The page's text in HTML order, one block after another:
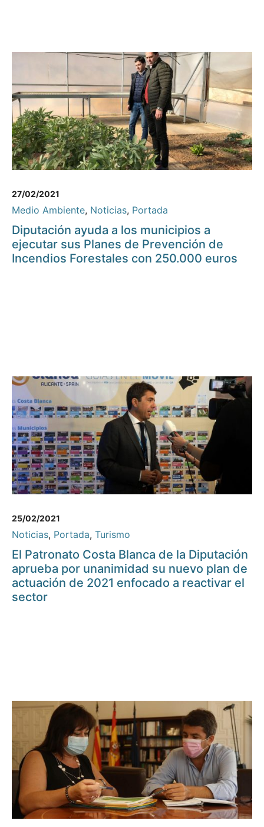
27/02/2021
Medio Ambiente, Noticias, Portada
Diputación ayuda a los municipios a
ejecutar sus Planes de Prevención de
Incendios Forestales con 250.000 euros
25/02/2021
Noticias, Portada, Turismo
El Patronato Costa Blanca de la Diputación
aprueba por unanimidad su nuevo plan de
actuación de 2021 enfocado a reactivar el
sector